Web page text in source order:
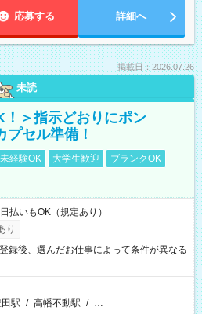
応募する 詳細へ
掲載日：2026.07.26
未読
！＞指示どおりにポン
プセル準備！
経験OK 大学生歓迎
ブランクOK
いもOK（規定あり）
り
録後、選んだお仕事によって条件が異なる
田駅 / 高幡不動駅 / …